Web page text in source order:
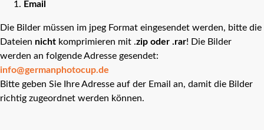
Email
Die Bilder müssen im jpeg Format eingesendet werden, bitte die
Dateien nicht komprimieren mit .zip oder .rar! Die Bilder
werden an folgende Adresse gesendet:
info@germanphotocup.de
Bitte geben Sie Ihre Adresse auf der Email an, damit die Bilder
richtig zugeordnet werden können.